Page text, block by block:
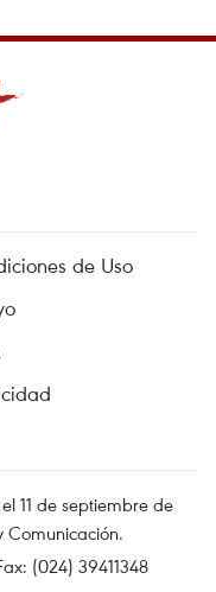
de Uso
11 de septiembre de
Comunicación.
(024) 39411348